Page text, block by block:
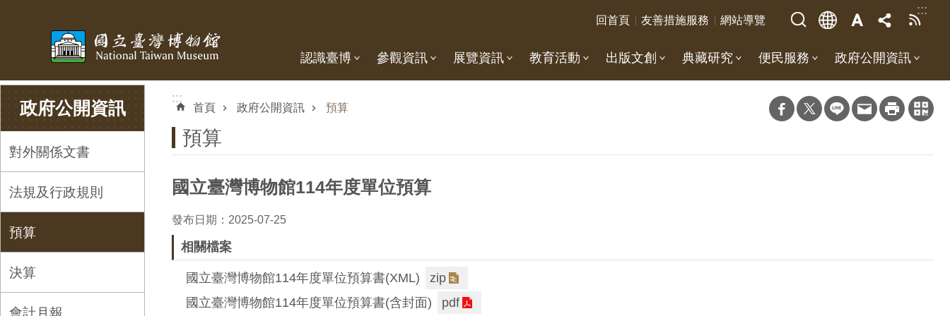
:::
回首頁 友善措施服務 網站導覽
認識臺博 參觀資訊 展覽資訊 教育活動 出版文創 典藏研究 便民服務 政府公開資訊
政府公開資訊
對外關係文書
法規及行政規則
預算
決算
會計月報
:::
首頁 政府公開資訊 預算
預算
國立臺灣博物館114年度單位預算
發布日期：2025-07-25
相關檔案
國立臺灣博物館114年度單位預算書(XML)
zip
國立臺灣博物館114年度單位預算書(含封面)
pdf